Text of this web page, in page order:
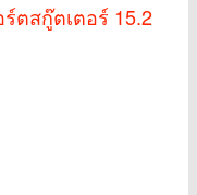
ร์ตสกู๊ตเตอร์ 15.2